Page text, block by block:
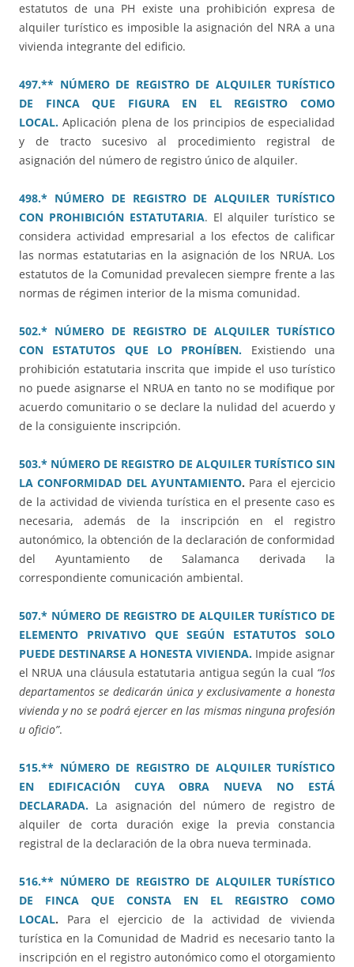
estatutos de una PH existe una prohibición expresa de
alquiler turístico es imposible la asignación del NRA a una
vivienda integrante del edificio.
497.** NÚMERO DE REGISTRO DE ALQUILER TURÍSTICO
DE FINCA QUE FIGURA EN EL REGISTRO COMO
LOCAL. Aplicación plena de los principios de especialidad
y de tracto sucesivo al procedimiento registral de
asignación del número de registro único de alquiler.
498.* NÚMERO DE REGISTRO DE ALQUILER TURÍSTICO
CON PROHIBICIÓN ESTATUTARIA. El alquiler turístico se
considera actividad empresarial a los efectos de calificar
las normas estatutarias en la asignación de los NRUA. Los
estatutos de la Comunidad prevalecen siempre frente a las
normas de régimen interior de la misma comunidad.
502.* NÚMERO DE REGISTRO DE ALQUILER TURÍSTICO
CON ESTATUTOS QUE LO PROHÍBEN.
Existiendo una
prohibición estatutaria inscrita que impide el uso turístico
no puede asignarse el NRUA en tanto no se modifique por
acuerdo comunitario o se declare la nulidad del acuerdo y
de la consiguiente inscripción.
503.* NÚMERO DE REGISTRO DE ALQUILER TURÍSTICO SIN
LA CONFORMIDAD DEL AYUNTAMIENTO. Para el ejercicio
de la actividad de vivienda turística en el presente caso es
necesaria, además de la inscripción en el registro
autonómico, la obtención de la declaración de conformidad
del Ayuntamiento de Salamanca derivada la
correspondiente comunicación ambiental.
507.* NÚMERO DE REGISTRO DE ALQUILER TURÍSTICO DE
ELEMENTO PRIVATIVO QUE SEGÚN ESTATUTOS SOLO
PUEDE DESTINARSE A HONESTA VIVIENDA. Impide asignar
el NRUA una cláusula estatutaria antigua según la cual “los
departamentos se dedicarán única y exclusivamente a honesta
vivienda y no se podrá ejercer en las mismas ninguna profesión
u oficio”.
515.** NÚMERO DE REGISTRO DE ALQUILER TURÍSTICO
EN EDIFICACIÓN CUYA OBRA NUEVA NO ESTÁ
DECLARADA. La asignación del número de registro de
alquiler de corta duración exige la previa constancia
registral de la declaración de la obra nueva terminada.
516.** NÚMERO DE REGISTRO DE ALQUILER TURÍSTICO
DE FINCA QUE CONSTA EN EL REGISTRO COMO
LOCAL. Para el ejercicio de la actividad de vivienda
turística en la Comunidad de Madrid es necesario tanto la
inscripción en el registro autonómico como el otorgamiento